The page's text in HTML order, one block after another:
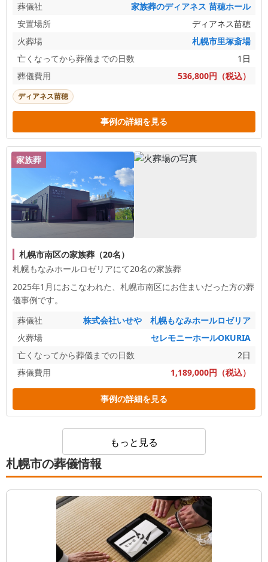
葬儀社
家族葬のディアネス 苗穂ホール
安置場所
ディアネス苗穂
火葬場
札幌市里塚斎場
亡くなってから葬儀までの日数
1日
葬儀費用
536,800円（税込）
ディアネス苗穂
事例の詳細を見る
家族葬
札幌市南区の家族葬（20名）
札幌もなみホールロゼリアにて20名の家族葬
2025年1月におこなわれた、 札幌市南区にお住まいだった方の葬
儀事例です。
葬儀社
株式会社いせや 札幌もなみホールロゼリア
火葬場
セレモニーホールOKURIA
亡くなってから葬儀までの日数
2日
葬儀費用
1,189,000円（税込）
事例の詳細を見る
もっと見る
札幌市の葬儀情報